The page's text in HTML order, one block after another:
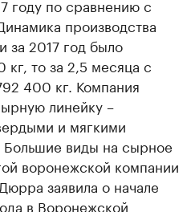
году по сравнению с
производства
за 2017 год было
кг, то за 2,5 месяца с
400 кг. Компания
линейку –
и мягкими
виды на сырное
воронежской компании
заявила о начале
в Воронежской